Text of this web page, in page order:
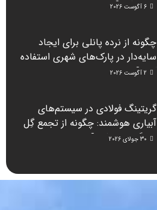
نصب کرد؟
6 آگوست 2026
چگونه از نرده پانلی برای ایجاد
سایه‌دار در پارک‌های شهری استفاده
کنیم؟
2 آگوست 2026
گریتینگ فولادی در سیستم‌های
آبیاری هوشمند: چگونه از تجمع گِل
جلوگیری می‌کند؟
30 جولای 2026